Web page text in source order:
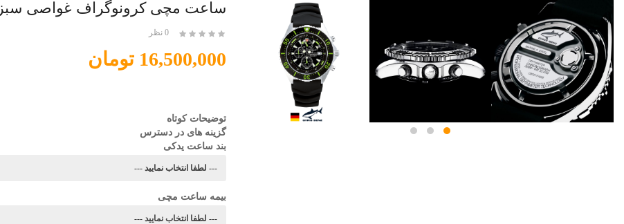
ساعت مچی کرونوگراف غواصی سبز CB-C300-G-KBS
0 نظر
16,500,000 تومان
توضیحات کوتاه
گزینه های در دسترس
بند ساعت یدکی
بیمه ساعت مچی